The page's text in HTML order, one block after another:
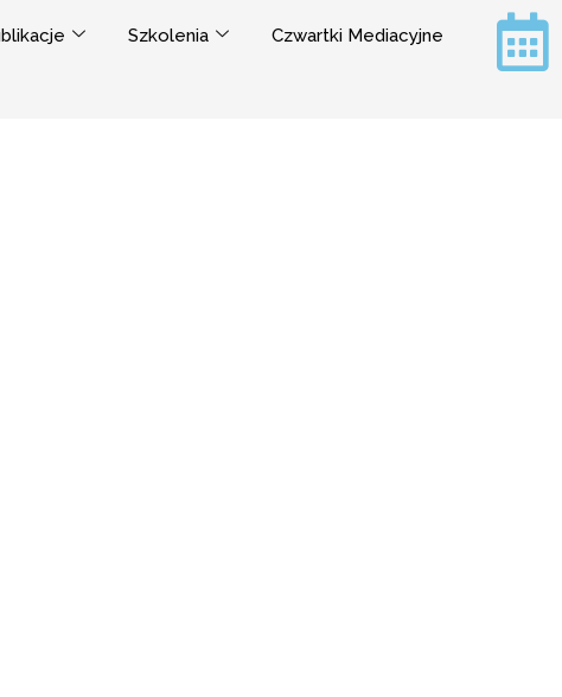
Szkolenia Czwartki Mediacyjne